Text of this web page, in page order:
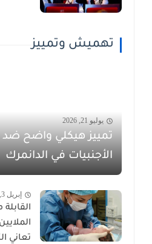
تهميش وتمييز
يوليو 21, 2026
تمييز هيكلي واضح ضد
الأجنبيات في الدانمرك
إبريل 3, 2026
القابلة
تعاني